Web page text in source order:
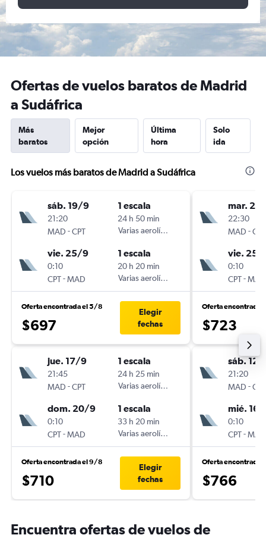
Ofertas de vuelos baratos de Madrid
a Sudáfrica
Más
baratos
Mejor
opción
Última
hora
Solo
ida
Los vuelos más baratos de Madrid a Sudáfrica
sáb. 19/9
21:20
MAD -CPT
1 escala
24 h 50 min
Varias aerolíneas
vie. 25/9
0:10
CPT-MAD
1 escala
20 h 20 min
Varias aerolíneas
Oferta encontrada el 5/8
$697
Elegir
fechas
jue. 17/9
21:45
MAD -CPT
1 escala
24 h 25 min
Varias aerolíneas
dom. 20/9
0:10
CPT-MAD
1 escala
33 h 20 min
Varias aerolíneas
Oferta encontrada el 9/8
$710
Elegir
fechas
mar.
22:30
MAD -CPT
vie. 25/
0:10
CPT-MAD
Oferta encontrada
$723
sáb. 12/
21:20
MAD -CPT
mié.
0:10
CPT-MAD
Oferta encontrada
$766
Encuentra ofertas de vuelos de